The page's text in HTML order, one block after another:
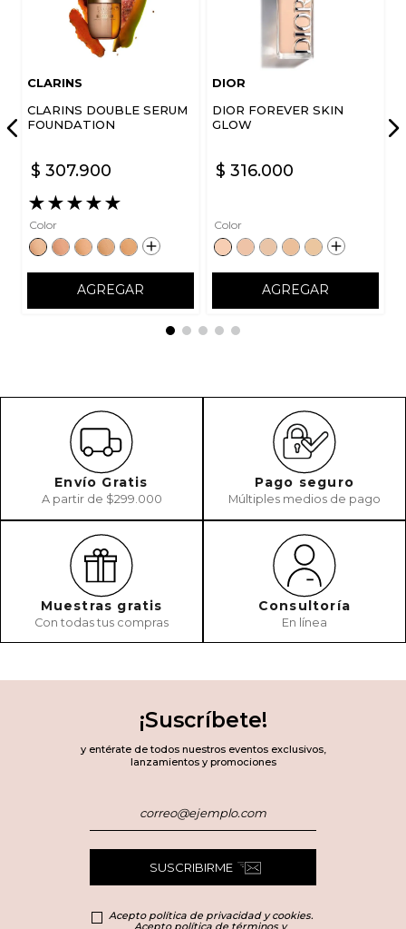
CLARINS
CLARINS DOUBLE SERUM
FOUNDATION
$ 307.900
★★★★★
Color
AGREGAR
DIOR
DIOR FOREVER SKIN
GLOW
$ 316.000
Color
AGREGAR
Envío Gratis
A partir de $299.000
Pago seguro
Múltiples medios de pago
Muestras gratis
Con todas tus compras
Consultoría
En línea
¡Suscríbete!
y entérate de todos nuestros eventos exclusivos,
lanzamientos y promociones
SUSCRIBIRME
Acepto política de privacidad y cookies.
Acepto política de términos y